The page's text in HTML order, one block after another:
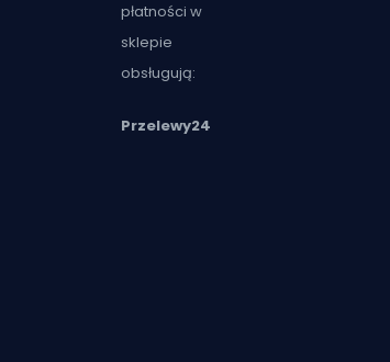
płatności w
sklepie
obsługują:
Przelewy24